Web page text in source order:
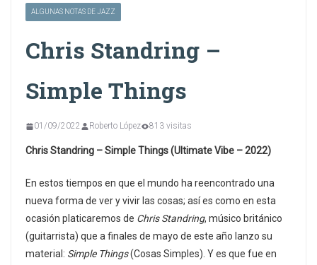
ALGUNAS NOTAS DE JAZZ
Chris Standring –
Simple Things
01/09/2022 Roberto López 813 visitas
Chris Standring – Simple Things (Ultimate Vibe – 2022)
En estos tiempos en que el mundo ha reencontrado una
nueva forma de ver y vivir las cosas; así es como en esta
ocasión platicaremos de Chris Standring, músico británico
(guitarrista) que a finales de mayo de este año lanzo su
material: Simple Things(Cosas Simples). Y es que fue en